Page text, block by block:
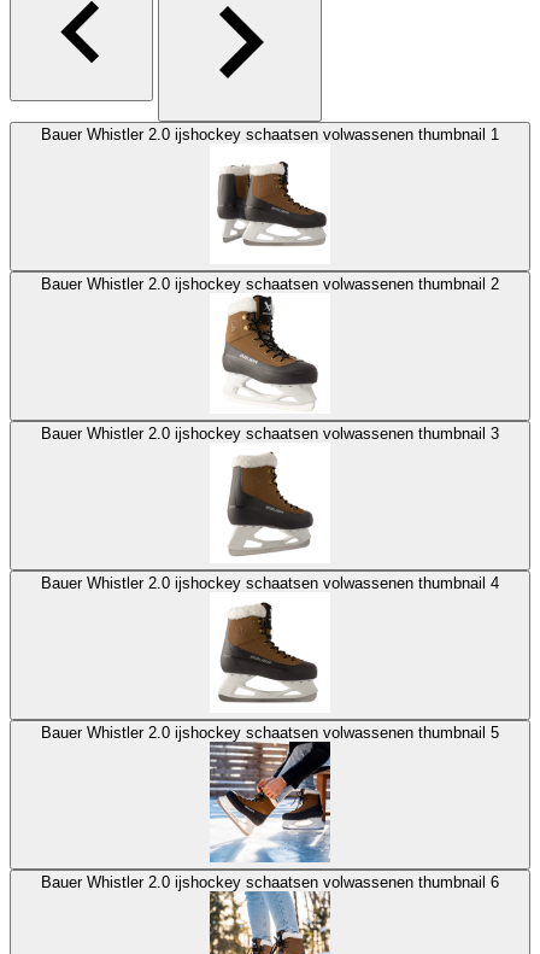
Bauer Whistler 2.0 ijshockey schaatsen volwassenen thumbnail 1
Bauer Whistler 2.0 ijshockey schaatsen volwassenen thumbnail 2
Bauer Whistler 2.0 ijshockey schaatsen volwassenen thumbnail 3
Bauer Whistler 2.0 ijshockey schaatsen volwassenen thumbnail 4
Bauer Whistler 2.0 ijshockey schaatsen volwassenen thumbnail 5
Bauer Whistler 2.0 ijshockey schaatsen volwassenen thumbnail 6